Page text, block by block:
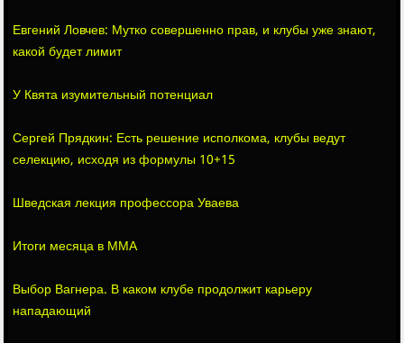
Евгений Ловчев: Мутко совершенно прав, и клубы уже знают,
какой будет лимит
У Квята изумительный потенциал
Сергей Прядкин: Есть решение исполкома, клубы ведут
селекцию, исходя из формулы 10+15
Шведская лекция профессора Уваева
Итоги месяца в ММА
Выбор Вагнера. В каком клубе продолжит карьеру
нападающий